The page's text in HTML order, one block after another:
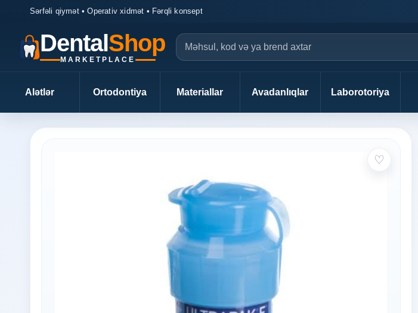
Sərfəli qiymət • Operativ xidmət • Fərqli konsept
DentalShop
MARKETPLACE
Alətlər Ortodontiya Materiallar Avadanlıqlar Laborotoriya
♡